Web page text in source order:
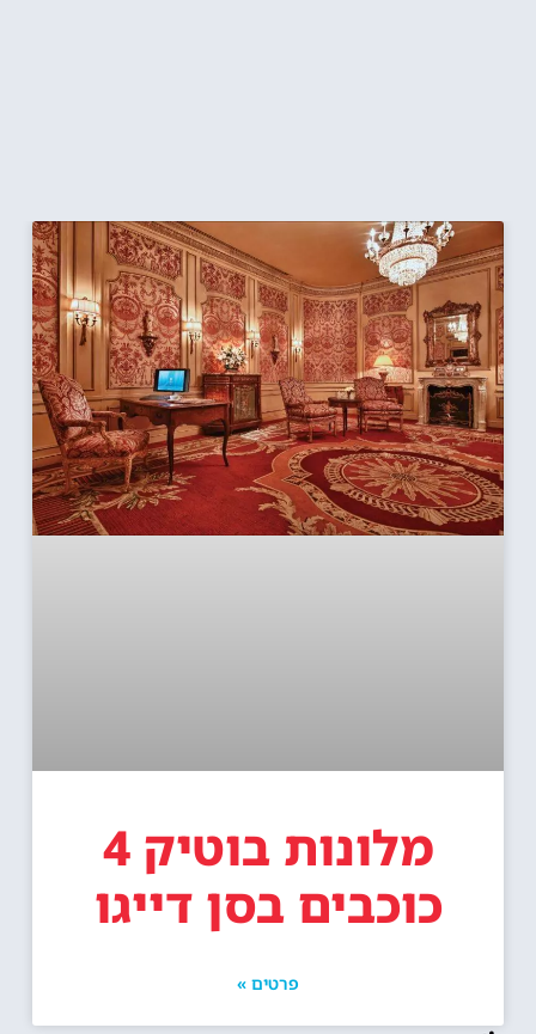
מלונות בוטיק 4
כוכבים בסן דייגו
פרטים »